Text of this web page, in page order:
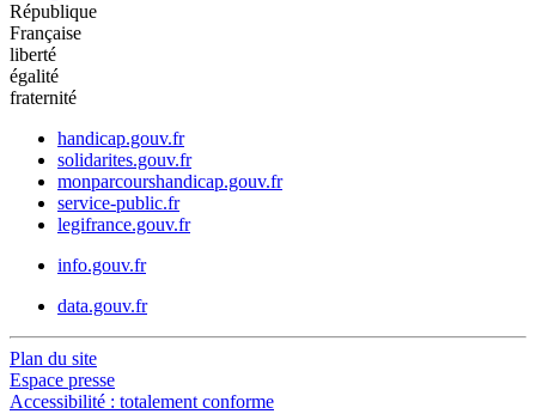
République
Française
liberté
égalité
fraternité
handicap.gouv.fr
solidarites.gouv.fr
monparcourshandicap.gouv.fr
service-public.fr
legifrance.gouv.fr
info.gouv.fr
data.gouv.fr
Plan du site
Espace presse
Accessibilité : totalement conforme